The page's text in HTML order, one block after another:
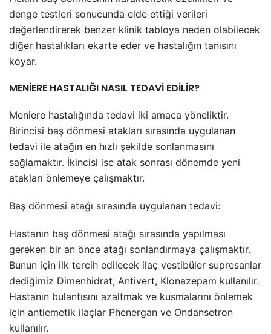
denge testleri sonucunda elde ettiği verileri
değerlendirerek benzer klinik tabloya neden olabilecek
diğer hastalıkları ekarte eder ve hastalığın tanısını
koyar.
MENİERE HASTALIĞI NASIL TEDAVİ EDİLİR?
Meniere hastalığında tedavi iki amaca yöneliktir.
Birincisi baş dönmesi atakları sırasında uygulanan
tedavi ile atağın en hızlı şekilde sonlanmasını
sağlamaktır. İkincisi ise atak sonrası dönemde yeni
atakları önlemeye çalışmaktır.
Baş dönmesi atağı sırasında uygulanan tedavi:
Hastanın baş dönmesi atağı sırasında yapılması
gereken bir an önce atağı sonlandırmaya çalışmaktır.
Bunun için ilk tercih edilecek ilaç vestibüler supresanlar
dediğimiz Dimenhidrat, Antivert, Klonazepam kullanılır.
Hastanın bulantısını azaltmak ve kusmalarını önlemek
için antiemetik ilaçlar Phenergan ve Ondansetron
kullanılır.